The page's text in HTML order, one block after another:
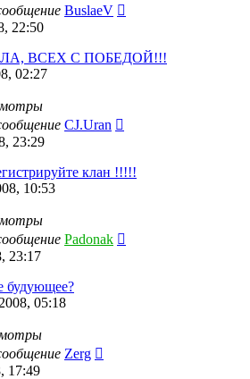
BuslaeV
22:50
ВСЕХ С ПОБЕДОЙ!!!
02:27
CJ.Uran
23:29
клан !!!!!
10:53
Padonak
23:17
будующее?
05:18
Zerg
17:49